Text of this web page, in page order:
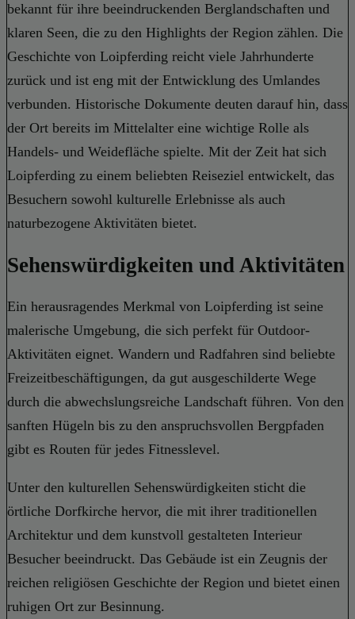
bekannt für ihre beeindruckenden Berglandschaften und
klaren Seen, die zu den Highlights der Region zählen. Die
Geschichte von Loipferding reicht viele Jahrhunderte
zurück und ist eng mit der Entwicklung des Umlandes
verbunden. Historische Dokumente deuten darauf hin, dass
der Ort bereits im Mittelalter eine wichtige Rolle als
Handels- und Weidefläche spielte. Mit der Zeit hat sich
Loipferding zu einem beliebten Reiseziel entwickelt, das
Besuchern sowohl kulturelle Erlebnisse als auch
naturbezogene Aktivitäten bietet.
Sehenswürdigkeiten und Aktivitäten
Ein herausragendes Merkmal von Loipferding ist seine
malerische Umgebung, die sich perfekt für Outdoor-
Aktivitäten eignet. Wandern und Radfahren sind beliebte
Freizeitbeschäftigungen, da gut ausgeschilderte Wege
durch die abwechslungsreiche Landschaft führen. Von den
sanften Hügeln bis zu den anspruchsvollen Bergpfaden
gibt es Routen für jedes Fitnesslevel.
Unter den kulturellen Sehenswürdigkeiten sticht die
örtliche Dorfkirche hervor, die mit ihrer traditionellen
Architektur und dem kunstvoll gestalteten Interieur
Besucher beeindruckt. Das Gebäude ist ein Zeugnis der
reichen religiösen Geschichte der Region und bietet einen
ruhigen Ort zur Besinnung.